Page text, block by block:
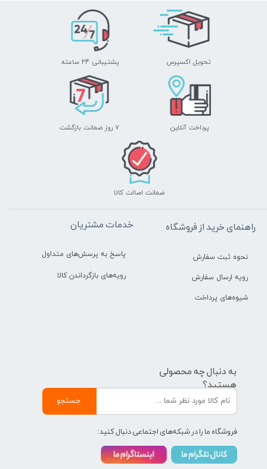
تحویل اکسپرس پشتیبانی ۲۴ ساعته
پرداخت آنلاین ۷ روز ضمانت بازگشت
ضمانت اصالت کالا
راهنمای خرید از فروشگاه
نحوه ثبت سفارش
رویه ارسال سفارش
شیوه‌های پرداخت
خدمات مشتریان
پاسخ به پرسش‌های متداول
رویه‌های بازگرداندن کالا
به دنبال چه محصولی
هستید؟
جستجو
فروشگاه ما را در شبکه‌های اجتماعی دنبال کنید: